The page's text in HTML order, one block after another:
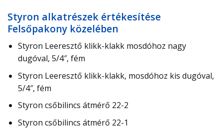
Styron alkatrészek értékesítése
Felsőpakony közelében
Styron Leeresztő klikk-klakk mosdóhoz nagy
dugóval, 5/4″, fém
Styron Leeresztő klikk-klakk, mosdóhoz kis dugóval,
5/4″, fém
Styron csőbilincs átmérő 22-2
Styron csőbilincs átmérő 22-1